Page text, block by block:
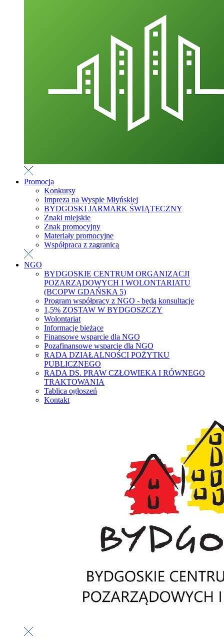
Promocja
Konkursy
Impreza na Wyspie Młyńskiej
BYDGOSKI JARMARK ŚWIĄTECZNY
Znaki miejskie
Znak promocyjny
Materiały promocyjne
Współpraca z zagranicą
NGO
BYDGOSKIE CENTRUM ORGANIZACJI
POZARZĄDOWYCH I WOLONTARIATU
(BCOPW GDAŃSKA 5)
Program współpracy z NGO - będą konsultacje
1,5% ZOSTAW W BYDGOSZCZY
Wolontariat
Informacje bieżące
Finansowe wsparcie dla NGO
Pozafinansowe wsparcie dla NGO
RADA DZIAŁALNOŚCI POŻYTKU
PUBLICZNEGO
RADA DS. PRAW CZŁOWIEKA I RÓWNEGO
TRAKTOWANIA
Tablica ogłoszeń
Kontakt